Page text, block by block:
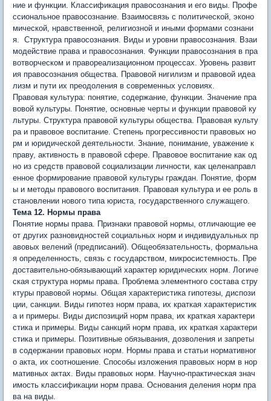
ние и функции. Классификация правосознания и его виды. Профе
ссиональное правосознание. Взаимосвязь с политической, эко­но
мической, нравственной, религиозной и иными формами сознани
я. Структура правосознания. Виды и уровни правосознания. Взаи
модействие права и правосознания. Функции правосознания в пра
вотворческом и правореализационном процессах. Уровень развит
ия правосознания общества. Правовой нигилизм и правовой идеа
лизм и пути их преодоления в современных условиях.
Правовая культура: понятие, содержание, функции. Значение пра
вовой культуры. Понятие, основные черты и функции правовой ку
льтуры. Структура правовой культуры общества. Правовая культу
ра и правовое воспитание. Степень прогрессивности правовых но
рм и юридической деятельности. Знание, понимание, уважение к
праву, активность в правовой сфере. Правовое воспитание как од
но из средств правовой социали­зации личности, как целенаправл
енное формирование правовой культуры граждан. Понятие, форм
ы и методы правового воспитания. Правовая культура и ее роль в
становлении нового типа юриста, государственного служащего.
Тема 12. Нормы права
Понятие нормы права. Признаки правовой нормы, отличающие ее
от других разновидностей социальных норм и индивидуальных пр
авовых велений (предписаний). Общеобязательность, формальна
я определенность, связь с государством, микросистемность. Пре
доставительно-обязывающий характер юридических норм. Логиче
ская структура нормы права. Проблема элементного состава стру
ктуры правовой нормы. Общая характеристика гипотезы, диспози
ции, санкции. Виды гипотез норм права, их краткая характеристик
а и примеры. Виды диспозиций норм права, их краткая характери
стика и примеры. Виды санкций норм права, их краткая характери
стика и примеры. Позитивные обязывания, дозволения и запреты
в содержании правовых норм. Нормы права и статьи нормативног
о акта, их соотношение. Способы изложения правовых норм в нор
мативных актах. Виды правовых норм. Научно-практическая знач
имость классификации норм права. Основания деления норм пра
ва на виды.